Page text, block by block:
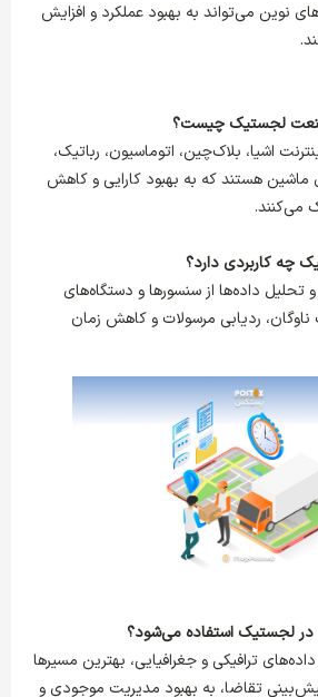
نوین می‌تواند به بهبود عملکرد و افزایش
اشیا، بلاک‌چین، اتوماسیون، رباتیک،
هستند که به بهبود کارایی و کاهش
می‌کنند.
و تحلیل داده‌ها از سنسورها و دستگاه‌های
ردیابی مرسولات و کاهش زمان
ترافیکی و جغرافیایی، بهترین مسیرها
تقاضا، به بهبود مدیریت موجودی و